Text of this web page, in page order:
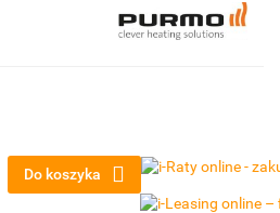
Do koszyka